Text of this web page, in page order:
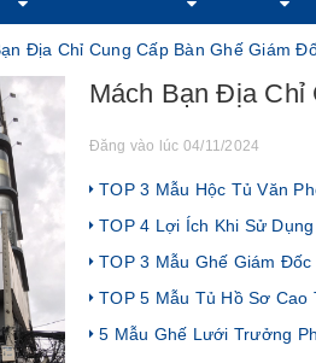
Địa Chỉ Cung Cấp Bàn Ghế Giám
Mách Bạn Địa Chỉ
Đăng vào lúc 04/11/2024
TOP 3 Mẫu Hộc Tủ Văn
TOP 4 Lợi Ích Khi Sử
TOP 3 Mẫu Ghế Giám
TOP 5 Mẫu Tủ Hồ Sơ Cao
5 Mẫu Ghế Lưới Trưởng